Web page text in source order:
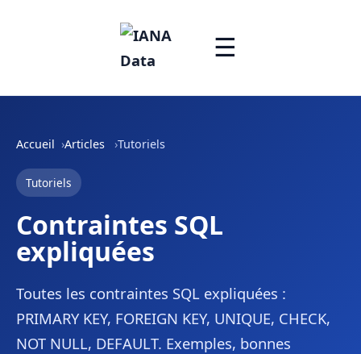
☰
Accueil Articles Tutoriels
Tutoriels
Contraintes SQL
expliquées
Toutes les contraintes SQL expliquées :
PRIMARY KEY, FOREIGN KEY, UNIQUE, CHECK,
NOT NULL, DEFAULT. Exemples, bonnes